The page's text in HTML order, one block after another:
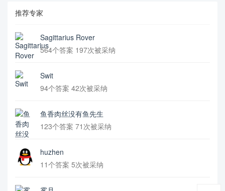
推荐专家
Sagittarius Rover
564个答案 197次被采纳
Swit
94个答案 42次被采纳
鱼香肉丝没有鱼先生
123个答案 71次被采纳
huzhen
11个答案 5次被采纳